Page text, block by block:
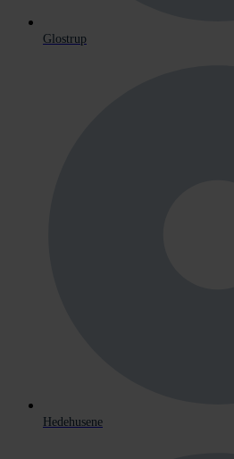
Glostrup
Hedehusene